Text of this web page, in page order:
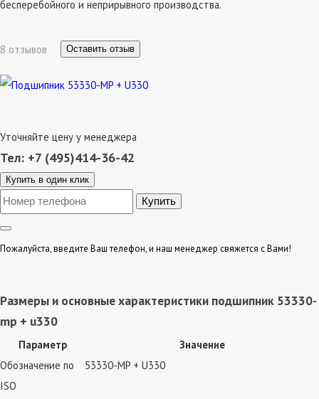
бесперебойного и неприрывного производства.
8 отзывов Оставить отзыв
Уточняйте цену у менеджера
Тел: +7 (495)414-36-42
Купить в один клик
Пожалуйста, введите Ваш телефон, и наш менеджер свяжется с Вами!
Размеры и основные характеристики подшипник 53330-
mp + u330
Параметр
Значение
Обозначение по
ISO
53330-MP + U330